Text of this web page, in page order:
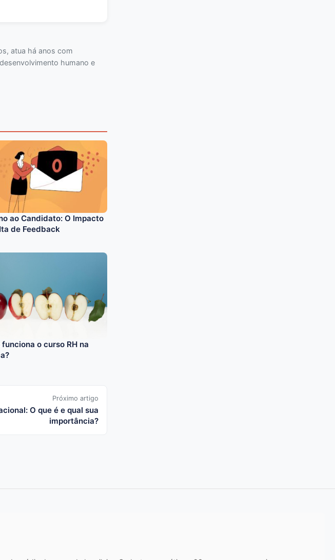
atua há anos com
humano e
ao Candidato: O Impacto
de Feedback
funciona o curso RH na
Próximo artigo
O que é e qual sua
importância?